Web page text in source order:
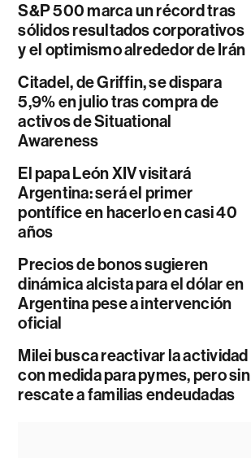
S&P 500 marca un récord tras
sólidos resultados corporativos
y el optimismo alrededor de Irán
Citadel, de Griffin, se dispara
5,9% en julio tras compra de
activos de Situational
Awareness
El papa León XIV visitará
Argentina: será el primer
pontífice en hacerlo en casi 40
años
Precios de bonos sugieren
dinámica alcista para el dólar en
Argentina pese a intervención
oficial
Milei busca reactivar la actividad
con medida para pymes, pero sin
rescate a familias endeudadas